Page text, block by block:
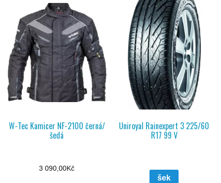
W-Tec Kamicer NF-2100 černá/
šedá
3 090,00Kč
Uniroyal Rainexpert 3 225/60
R17 99 V
šek